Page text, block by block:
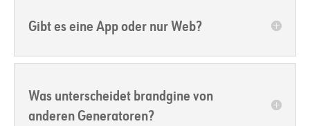
Gibt es eine App oder nur Web?
Was unterscheidet brandgine von
anderen Generatoren?